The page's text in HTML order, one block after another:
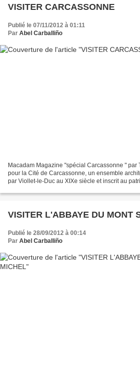
VISITER CARCASSONNE
Publié le 07/11/2012 à 01:11
Par Abel Carballiño
Macadam Magazine "spécial Carcassonne " par
pour la Cité de Carcassonne, un ensemble
par Viollet-le-Duc au XIXe siècle et inscrit au
VISITER L'ABBAYE DU MONT
Publié le 28/09/2012 à 00:14
Par Abel Carballiño